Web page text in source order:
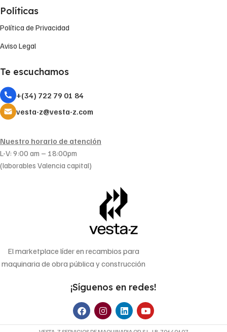
Políticas
Política de Privacidad
Aviso Legal
Te escuchamos
+(34) 722 79 01 84
vesta-z@vesta-z.com
Nuestro horario de atención
L-V: 9:00 am – 18:00pm
(laborables Valencia capital)
El marketplace líder en recambios para
maquinaria de obra pública y construcción
¡Síguenos en redes!